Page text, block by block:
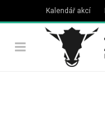
Kalendář akcí